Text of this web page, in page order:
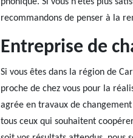
recommandons de penser à la
Entreprise de
Si vous êtes dans la région de
proche de chez vous pour la
agrée en travaux de
tous ceux qui souhaitent